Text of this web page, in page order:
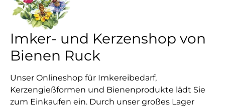
Imker- und Kerzenshop von
Bienen Ruck
Unser Onlineshop für Imkereibedarf,
Kerzengießformen und Bienenprodukte lädt Sie
zum Einkaufen ein. Durch unser großes Lager